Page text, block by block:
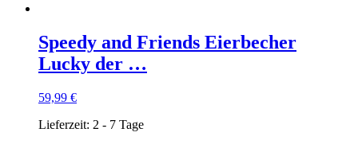
Speedy and Friends Eierbecher
Lucky der …
59,99 €
Lieferzeit: 2 - 7 Tage